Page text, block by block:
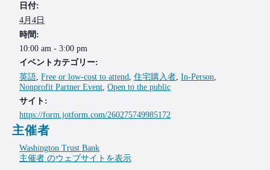
日付:
4月4日
時間:
10:00 am - 3:00 pm
イベントカテゴリー:
英語, Free or low-cost to attend, 住宅購入者, In-Person,
Nonprofit Partner Event, Open to the public
サイト:
https://form.jotform.com/260275749985172
主催者
Washington Trust Bank
主催者 のウェブサイトを表示